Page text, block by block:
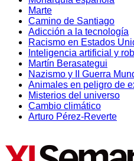
Marte
Camino de Santiago
Adicción a la tecnología
Racismo en Estados
Inteligencia artificial y
Martín Berasategui
Nazismo y II Guerra
Animales en peligro de
Misterios del universo
Cambio climático
Arturo Pérez-Reverte